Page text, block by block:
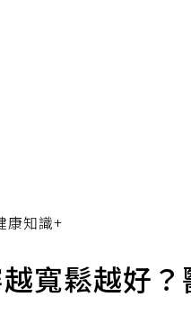
康知識+
寬鬆越好